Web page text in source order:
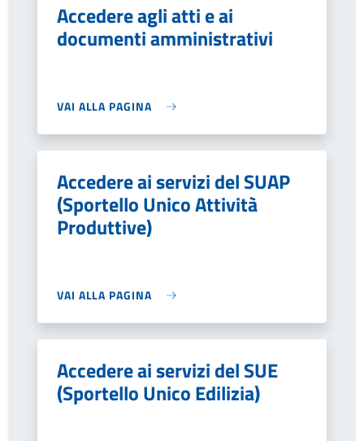
Accedere agli atti e ai
documenti amministrativi
VAI ALLA PAGINA
Accedere ai servizi del SUAP
(Sportello Unico Attività
Produttive)
VAI ALLA PAGINA
Accedere ai servizi del SUE
(Sportello Unico Edilizia)